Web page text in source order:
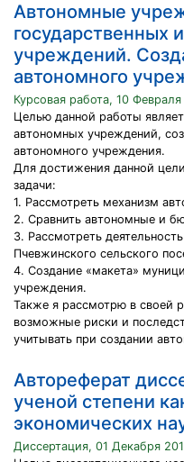
Автономные
государственных
учреждений.
автономного
Курсовая работа, 10 Февраля
Целью данной работы
автономных учреждений,
автономного учреждения.
Для достижения данной
задачи:
1. Рассмотреть механизм
2. Сравнить автономные и
3. Рассмотреть
Пчевжинского сельского
4. Создание «макета»
учреждения.
Также я рассмотрю в своей
возможные риски и
учитывать при создании
Автореферат
ученой степени
экономических
Диссертация, 01 Декабря